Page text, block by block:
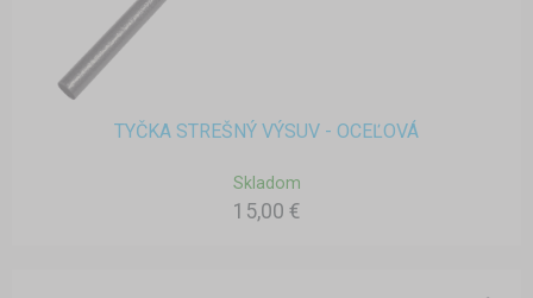
TYČKA STREŠNÝ VÝSUV - OCEĽOVÁ
Skladom
15,00 €